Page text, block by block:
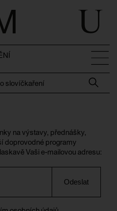
slovíčkaření
na výstavy, přednášky,
doprovodné programy
Vaši e-mailovou adresu:
Odeslat